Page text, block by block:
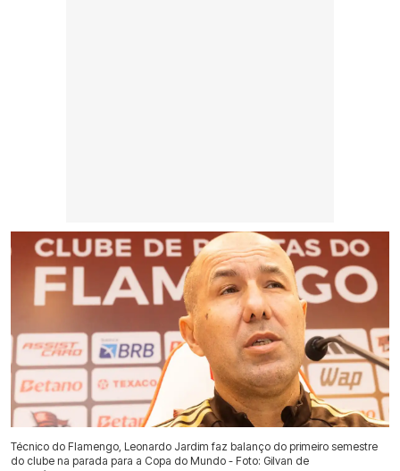
Técnico do Flamengo, Leonardo Jardim faz balanço do primeiro semestre
do clube na parada para a Copa do Mundo - Foto: Gilvan de